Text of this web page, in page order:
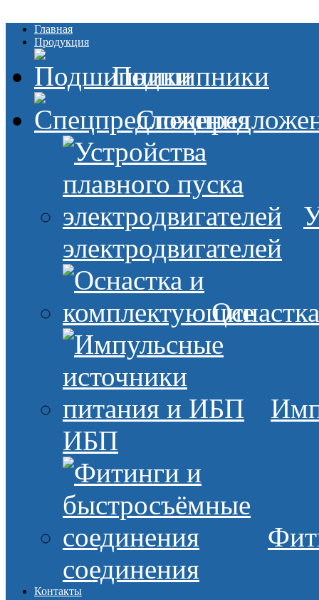
Главная
Продукция
Подшипники
электродвигателей
ИБП
соединения
Контакты